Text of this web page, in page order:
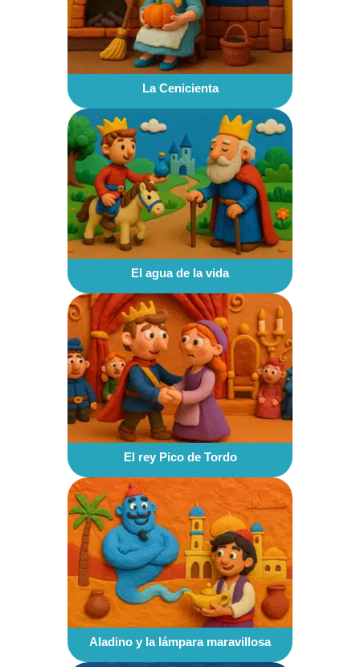
La Cenicienta
El agua de la vida
El rey Pico de Tordo
Aladino y la lámpara maravillosa